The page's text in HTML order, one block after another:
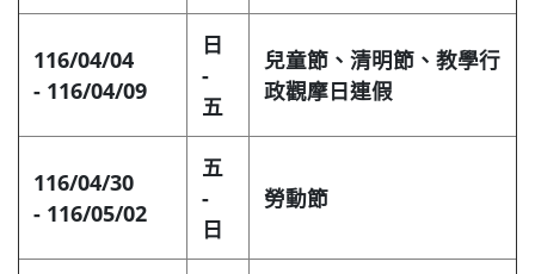
116/04/04
- 116/04/09
日
-
五
兒童節、清明節、教學行
政觀摩日連假
116/04/30
- 116/05/02
五
-
日
勞動節